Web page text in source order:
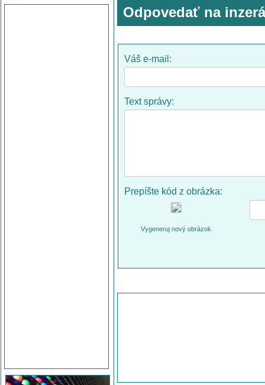
Odpovedať na
Váš e-mail:
Text správy:
Prepíšte kód z obrázka:
Vygeneruj nový obrázok